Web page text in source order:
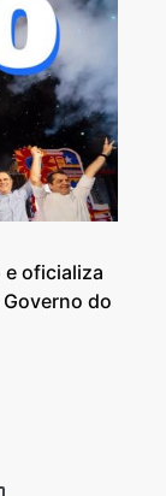
e oficializa
do